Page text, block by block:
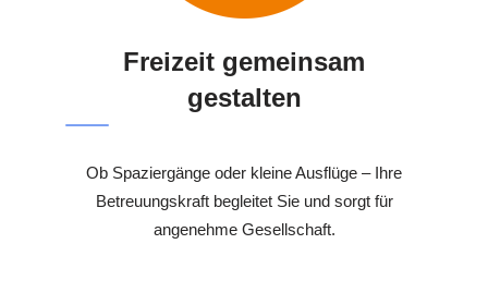
Freizeit gemeinsam
gestalten
Ob Spaziergänge oder kleine Ausflüge – Ihre
Betreuungskraft begleitet Sie und sorgt für
angenehme Gesellschaft.